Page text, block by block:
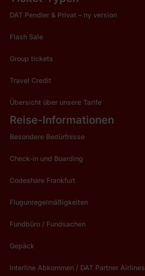
DAT Pendler & Privat – ny version
Flash Sale
Group tickets
Travel Credit
Übersicht über unsere Tarife
Reise-Informationen
Besondere Bedürfnisse
Check-in und Boarding
Codeshare Frankfurt
Flugunregelmäßigkeiten
Fundbüro / Fundsachen
Gepäck
Interline Abkommen / DAT Partner Airlines